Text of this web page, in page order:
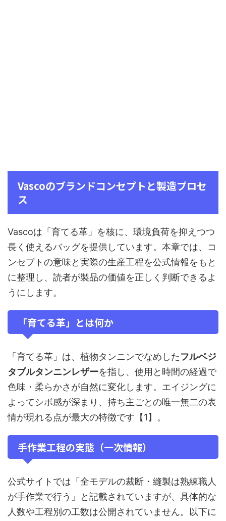
Vascoのブランドコンセプトと製造プロセ
ス
Vascoは「育てる革」を核に、環境負荷を抑えつつ
長く使えるバッグを提供しています。本章では、コ
ンセプトの意味と実際の生産工程を公式情報をもと
に整理し、読者が製品の価値を正しく判断できるよ
うにします。
「育てる革」とは何か
「育てる革」は、植物タンニンでなめしたフルベジ
タブルタンニンレザーを指し、使用と時間の経過で
色味・柔らかさが自然に変化します。エイジングに
よってシボ感が深まり、持ち主ごとの唯一無二の表
情が現れる点が最大の特徴です【1】。
手作業工程の実態（一次情報）
公式サイトでは「全モデルの裁断・縫製は熟練職人
が手作業で行う」と記載されていますが、具体的な
人数や工程別の工数は公開されていません。以下に